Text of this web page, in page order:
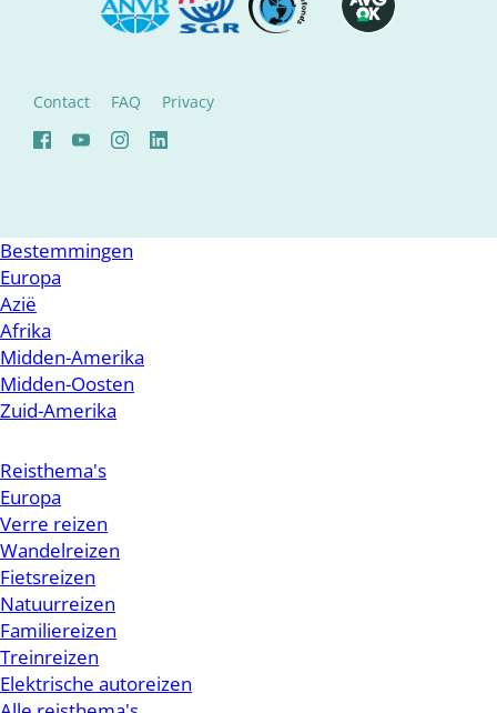
Contact FAQ Privacy
Bestemmingen
Europa
Azië
Afrika
Midden-Amerika
Midden-Oosten
Zuid-Amerika
Reisthema's
Europa
Verre reizen
Wandelreizen
Fietsreizen
Natuurreizen
Familiereizen
Treinreizen
Elektrische autoreizen